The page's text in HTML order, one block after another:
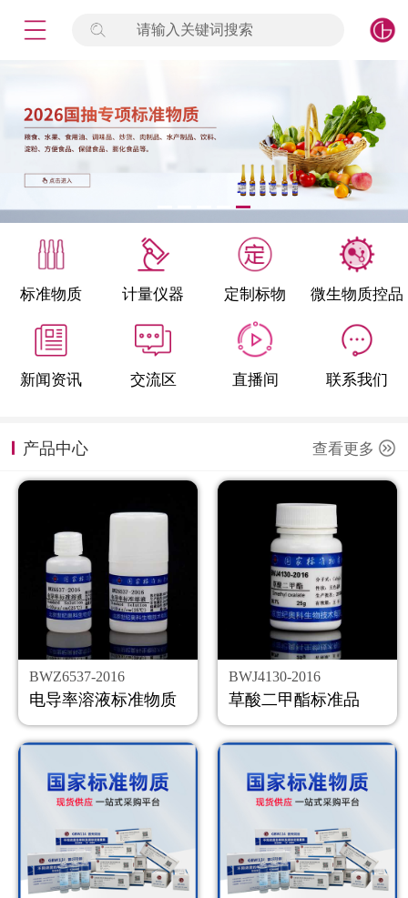
请输入关键词搜索
标准物质 计量仪器 定制标物 微生物质控品
新闻资讯 交流区 直播间 联系我们
产品中心 查看更多
BWZ6537-2016
电导率溶液标准物质
BWJ4130-2016
草酸二甲酯标准品
标准物质
产品专项
微生物检测/质控品
定制标物
定制仪器
新闻资讯
公司主页
购物车
会员中心
联系我们
返回主页